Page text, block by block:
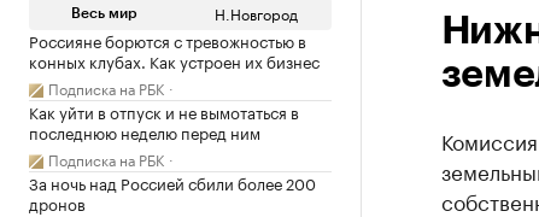
Весь мир Н.Новгород
Россияне борются с тревожностью в
конных клубах. Как устроен их бизнес
Подписка на РБК
Как уйти в отпуск и не вымотаться в
последнюю неделю перед ним
Подписка на РБК
За ночь над Россией сбили более 200
дронов